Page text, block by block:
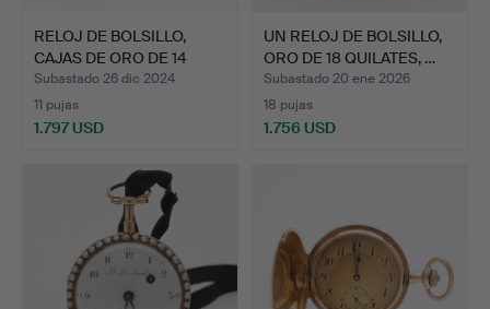
RELOJ DE BOLSILLO,
CAJAS DE ORO DE 14
QUIL…
Subastado 26 dic 2024
11 pujas
1.797 USD
UN RELOJ DE BOLSILLO,
ORO DE 18 QUILATES, …
Subastado 20 ene 2026
18 pujas
1.756 USD